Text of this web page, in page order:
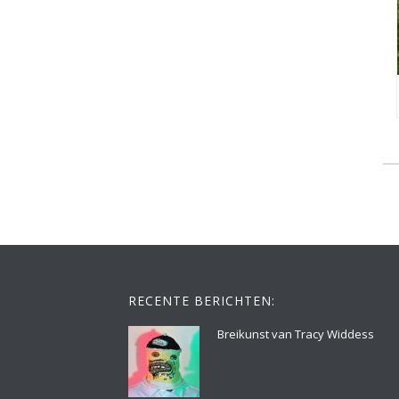
RECENTE BERICHTEN:
Breikunst van Tracy Widdess